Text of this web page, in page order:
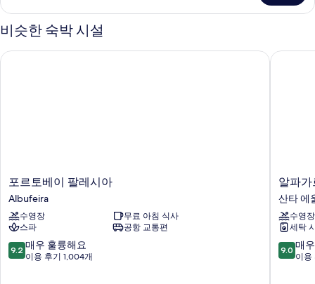
히
보
기
비슷한 숙박 시설
포
르
토
베
이
팔
레
포르토베이 팔레시아
Albufeira
수영장
무료 아침 식사
스파
공항 교통편
10
점
9.2 매우 훌륭해요
이용 후기 1,004개
포르토베이 팔레시아
알
파
가
르
알
토
다
알파
산타 에
수영장
세탁
10
점
9.0 매
이용
알파가